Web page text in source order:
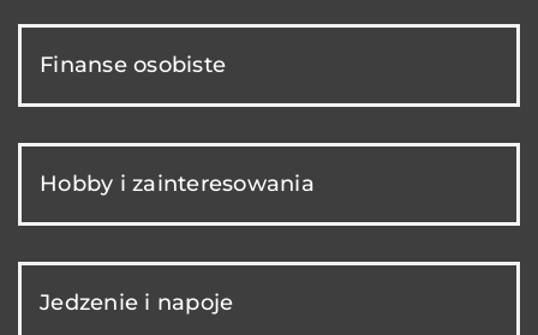
Finanse osobiste
Hobby i zainteresowania
Jedzenie i napoje